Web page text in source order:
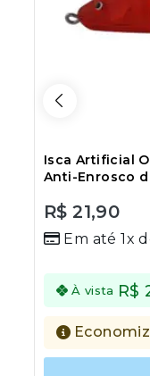
Isca Artificial
Anti-Enrosco
out
5
R$21,90
Em até 1x
À vista R$